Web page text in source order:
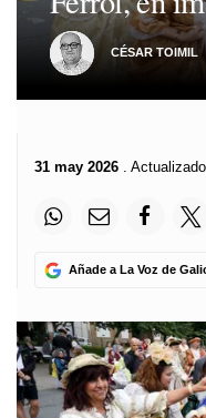
CÉSAR TOIMIL
31 may 2026 .
Añade a La Voz de